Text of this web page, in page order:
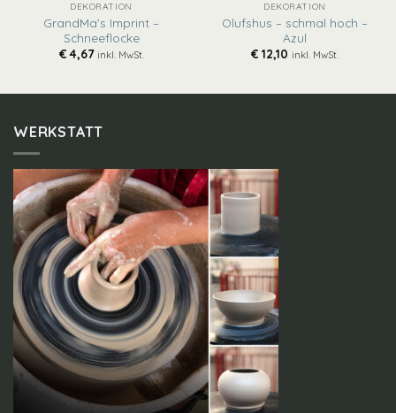
DEKORATION
GrandMa’s Imprint –
Schneeflocke
€4,67 inkl. MwSt.
DEKORATION
Olufshus – schmal hoch –
Azul
€ 12,10 inkl. MwSt.
WERKSTATT